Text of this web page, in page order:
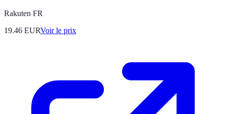
Rakuten FR
19.46 EURVoir le prix